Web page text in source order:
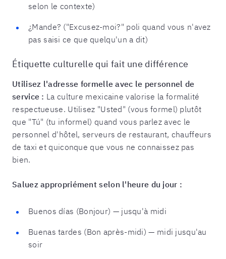
selon le contexte)
¿Mande? ("Excusez-moi?" poli quand vous n'avez
pas saisi ce que quelqu'un a dit)
Étiquette culturelle qui fait une différence
Utilisez l'adresse formelle avec le personnel de
service : La culture mexicaine valorise la formalité
respectueuse. Utilisez "Usted" (vous formel) plutôt
que "Tú" (tu informel) quand vous parlez avec le
personnel d'hôtel, serveurs de restaurant, chauffeurs
de taxi et quiconque que vous ne connaissez pas
bien.
Saluez appropriément selon l'heure du jour :
Buenos días (Bonjour) — jusqu'à midi
Buenas tardes (Bon après-midi) — midi jusqu'au
soir